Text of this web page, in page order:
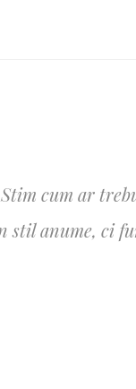
Stim cum ar
stil anume, ci